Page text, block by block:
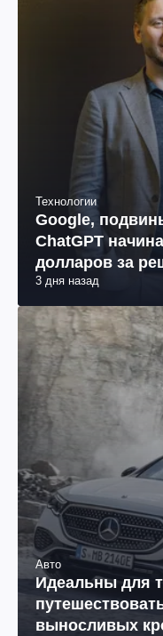
Технологии
Google,
ChatGPT
долларов за
3 дня назад
Авто
Идеальны для
выносливых